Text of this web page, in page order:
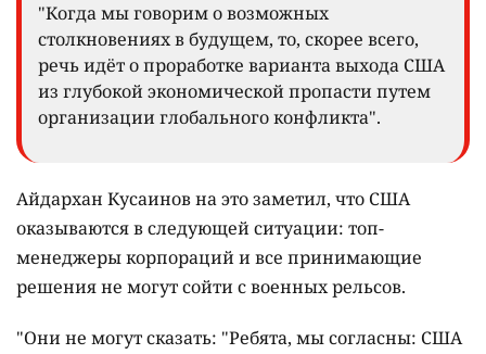
"Когда мы говорим о возможных
столкновениях в будущем, то, скорее всего,
речь идёт о проработке варианта выхода США
из глубокой экономической пропасти путем
организации глобального конфликта".
Айдархан Кусаинов на это заметил, что США
оказываются в следующей ситуации: топ-
менеджеры корпораций и все принимающие
решения не могут сойти с военных рельсов.
"Они не могут сказать: "Ребята, мы согласны: США